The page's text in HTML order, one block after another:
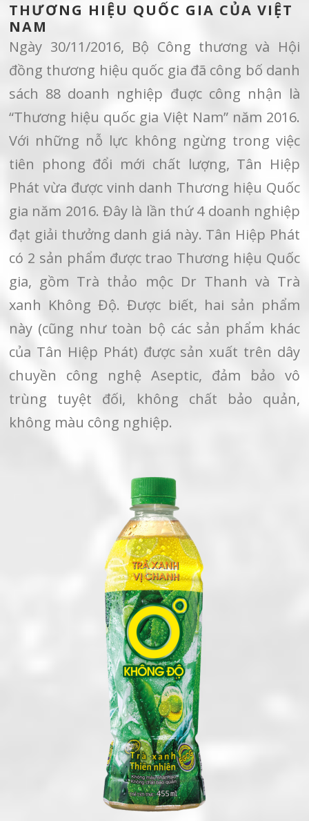
THƯƠNG HIỆU QUỐC GIA CỦA VIỆT
NAM
Ngày 30/11/2016, Bộ Công thương và Hội
đồng thương hiệu quốc gia đã công bố danh
sách 88 doanh nghiệp đuợc công nhận là
“Thương hiệu quốc gia Việt Nam” năm 2016.
Với những nỗ lực không ngừng trong việc
tiên phong đổi mới chất lượng, Tân Hiệp
Phát vừa được vinh danh Thương hiệu Quốc
gia năm 2016. Đây là lần thứ 4 doanh nghiệp
đạt giải thưởng danh giá này. Tân Hiệp Phát
có 2 sản phẩm được trao Thương hiệu Quốc
gia, gồm Trà thảo mộc Dr Thanh và Trà
xanh Không Độ. Được biết, hai sản phẩm
này (cũng như toàn bộ các sản phẩm khác
của Tân Hiệp Phát) được sản xuất trên dây
chuyền công nghệ Aseptic, đảm bảo vô
trùng tuyệt đối, không chất bảo quản,
không màu công nghiệp.